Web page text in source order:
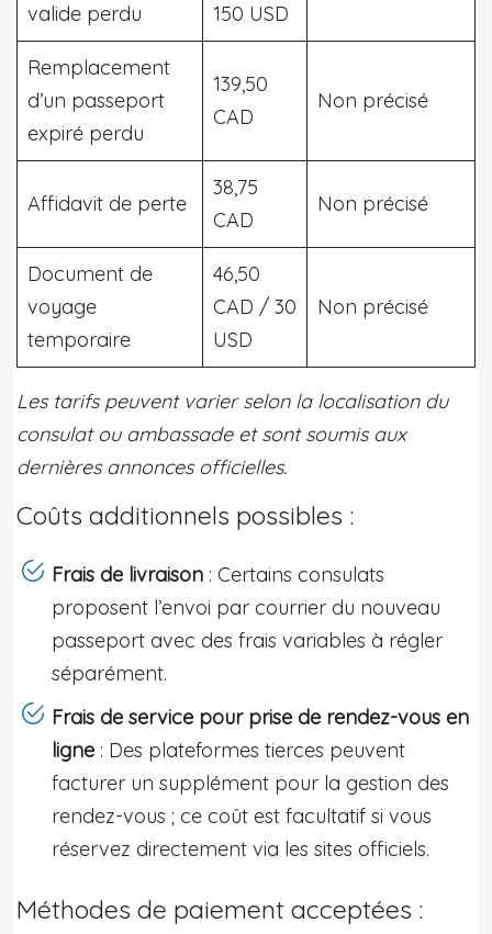
valide perdu 150 USD
Remplacement
d’un passeport
expiré perdu
139,50
CAD
Non précisé
Affidavit de perte
38,75
CAD
Non précisé
Document de
voyage
temporaire
46,50
CAD / 30
USD
Non précisé
Les tarifs peuvent varier selon la localisation du
consulat ou ambassade et sont soumis aux
dernières annonces officielles.
Coûts additionnels possibles :
Frais de livraison : Certains consulats
proposent l’envoi par courrier du nouveau
passeport avec des frais variables à régler
séparément.
Frais de service pour prise de rendez-vous en
ligne : Des plateformes tierces peuvent
facturer un supplément pour la gestion des
rendez-vous ; ce coût est facultatif si vous
réservez directement via les sites officiels.
Méthodes de paiement acceptées :